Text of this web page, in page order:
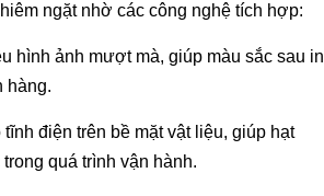
ngặt nhờ các công nghệ tích hợp:
hình ảnh mượt mà, giúp màu sắc sau in
hàng.
điện trên bề mặt vật liệu, giúp hạt
quá trình vận hành.